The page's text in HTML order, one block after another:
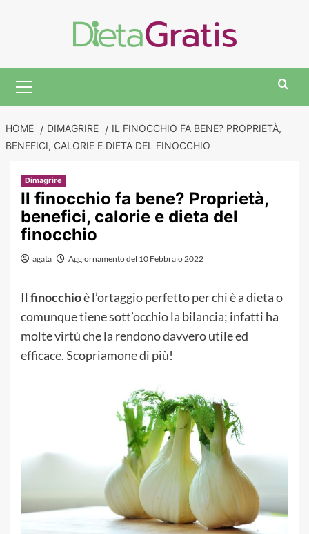
Menu
HOME DIMAGRIRE
IL FINOCCHIO FA BENE? PROPRIETÀ,
BENEFICI, CALORIE E DIETA DEL FINOCCHIO
Dimagrire
Il finocchio fa bene? Proprietà,
benefici, calorie e dieta del
finocchio
agata Aggiornamento del 10 Febbraio 2022
Il finocchioè l’ortaggio perfetto per chi è a dieta o
comunque tiene sott’occhio la bilancia; infatti ha
molte virtù che la rendono davvero utile ed
efficace. Scopriamone di più!